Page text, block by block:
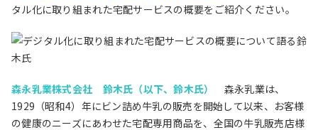
タル化に取り組まれた宅配サービスの概要をご紹介ください。
森永乳業株式会社 鈴木氏（以下、鈴木氏）
森永乳業は、
1929（昭和4）年にビン詰め牛乳の販売を開始して以来、お客様
の健康のニーズにあわせた宅配専用商品を、全国の牛乳販売店様